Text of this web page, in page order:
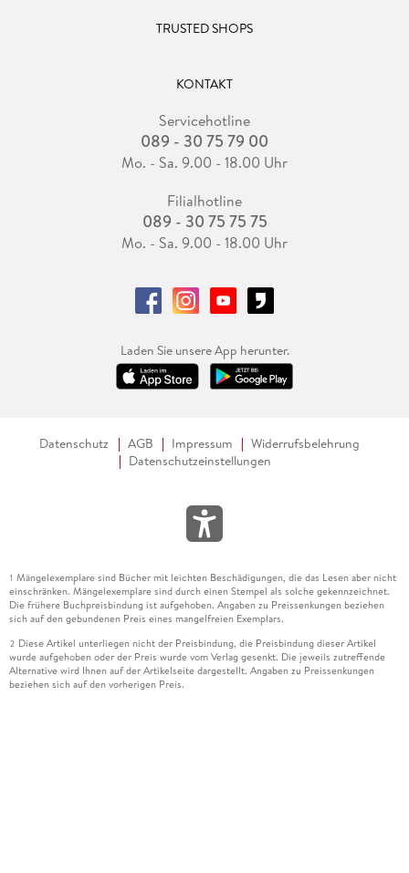
TRUSTED SHOPS
KONTAKT
Servicehotline
089 - 30 75 79 00
Mo. - Sa. 9.00 - 18.00 Uhr
Filialhotline
089 - 30 75 75 75
Mo. - Sa. 9.00 - 18.00 Uhr
Laden Sie unsere App herunter.
Datenschutz AGB Impressum
Widerrufsbelehrung
Datenschutzeinstellungen
1 Mängelexemplare sind Bücher mit leichten Beschädigungen, die das Lesen aber nicht
einschränken. Mängelexemplare sind durch einen Stempel als solche gekennzeichnet.
Die frühere Buchpreisbindung ist aufgehoben. Angaben zu Preissenkungen beziehen
sich auf den gebundenen Preis eines mangelfreien Exemplars.
2 Diese Artikel unterliegen nicht der Preisbindung, die Preisbindung dieser Artikel
wurde aufgehoben oder der Preis wurde vom Verlag gesenkt. Die jeweils zutreffende
Alternative wird Ihnen auf der Artikelseite dargestellt. Angaben zu Preissenkungen
beziehen sich auf den vorherigen Preis.